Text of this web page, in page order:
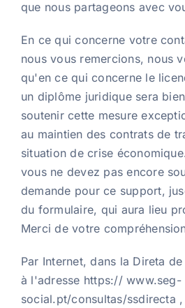
que nous partageons avec
En ce qui concerne votre
nous vous remercions, nous
qu'en ce qui concerne le
un diplôme juridique sera
soutenir cette mesure
au maintien des contrats de
situation de crise
vous ne devez pas encore
demande pour ce support,
du formulaire, qui aura lieu
Merci de votre
Par Internet, dans la Direta
à l'adresse https:// www.seg-
social.pt/consultas/ssdirecta